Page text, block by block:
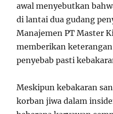
awal menyebutkan
di lantai dua gudang
Manajemen PT Master
memberikan
penyebab pasti
Meskipun kebakaran
korban jiwa dalam